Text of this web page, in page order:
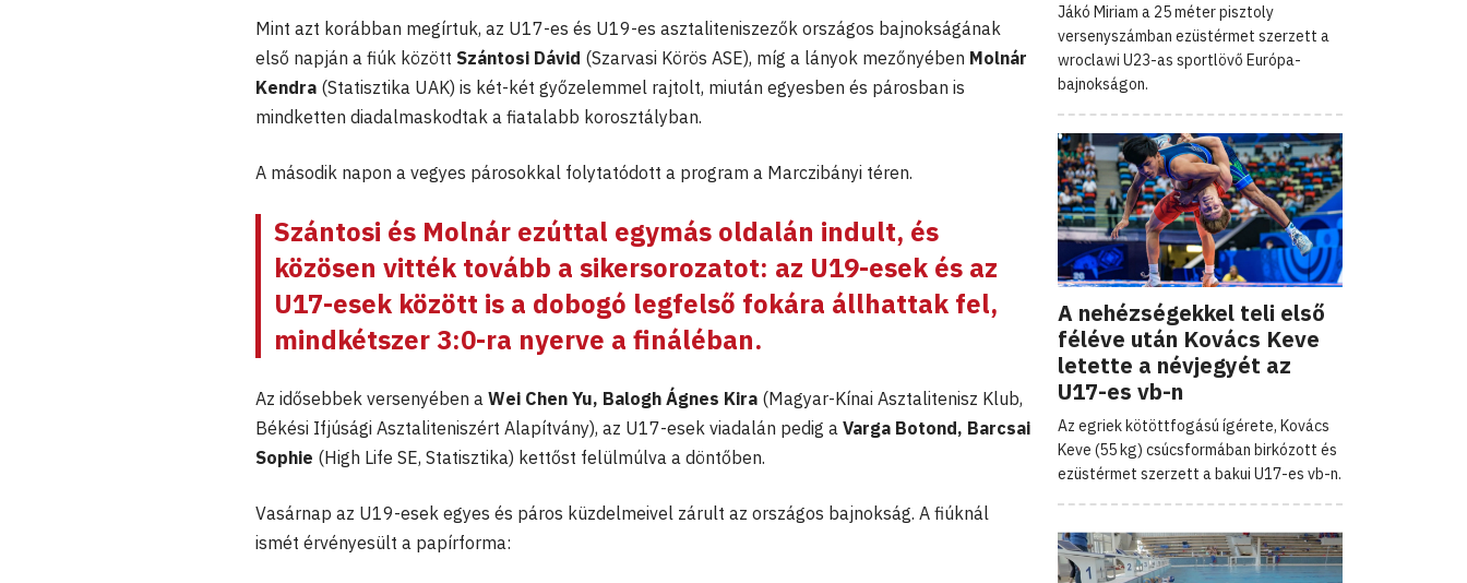
Mint azt korábban megírtuk, az U17-es és U19-es asztaliteniszezők országos bajnokságának
első napján a fiúk között Szántosi Dávid (Szarvasi Körös ASE), míg a lányok mezőnyében Molnár
Kendra (Statisztika UAK) is két-két győzelemmel rajtolt, miután egyesben és párosban is
mindketten diadalmaskodtak a fiatalabb korosztályban.
A második napon a vegyes párosokkal folytatódott a program a Marczibányi téren.
Szántosi és Molnár ezúttal egymás oldalán indult, és
közösen vitték tovább a sikersorozatot: az U19-esek és az
U17-esek között is a dobogó legfelső fokára állhattak fel,
mindkétszer 3:0-ra nyerve a fináléban.
Az idősebbek versenyében a Wei Chen Yu, Balogh Ágnes Kira (Magyar-Kínai Asztalitenisz Klub,
Békési Ifjúsági Asztaliteniszért Alapítvány), az U17-esek viadalán pedig a Varga Botond, Barcsai
Sophie (High Life SE, Statisztika) kettőst felülmúlva a döntőben.
Vasárnap az U19-esek egyes és páros küzdelmeivel zárult az országos bajnokság. A fiúknál
ismét érvényesült a papírforma:
Jákó Miriam a 25 méter pisztoly
versenyszámban ezüstérmet szerzett a
wroclawi U23-as sportlövő Európa-
bajnokságon.
A nehézségekkel teli első
féléve után Kovács Keve
letette a névjegyét az
U17-es vb-n
Az egriek kötöttfogású ígérete, Kovács
Keve (55 kg) csúcsformában birkózott és
ezüstérmet szerzett a bakui U17-es vb-n.